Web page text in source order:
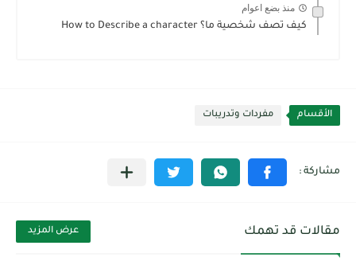
منذ بضع اعوام
كيف تصف شخصية ما؟ How to Describe a character
الأقسام مفردات وتدريبات
مقالات قد تهمك عرض المزيد